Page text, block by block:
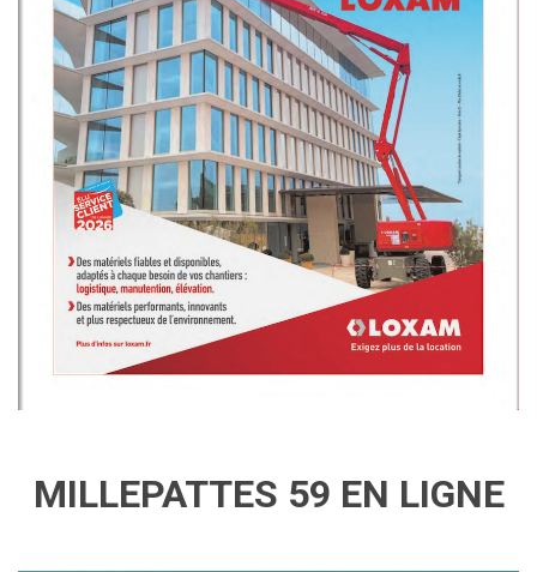
MILLEPATTES 59 EN LIGNE